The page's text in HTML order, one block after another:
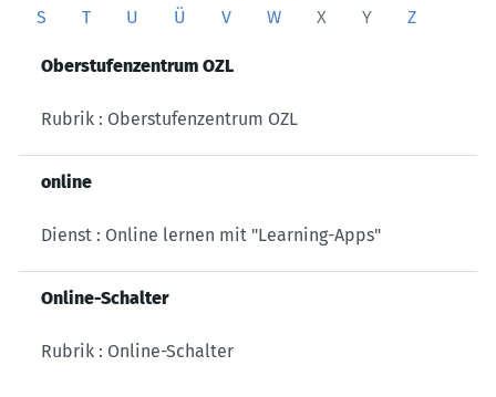
S T U Ü V W X Y Z
Oberstufenzentrum OZL
Rubrik : Oberstufenzentrum OZL
online
Dienst : Online lernen mit "Learning-Apps"
Online-Schalter
Rubrik : Online-Schalter